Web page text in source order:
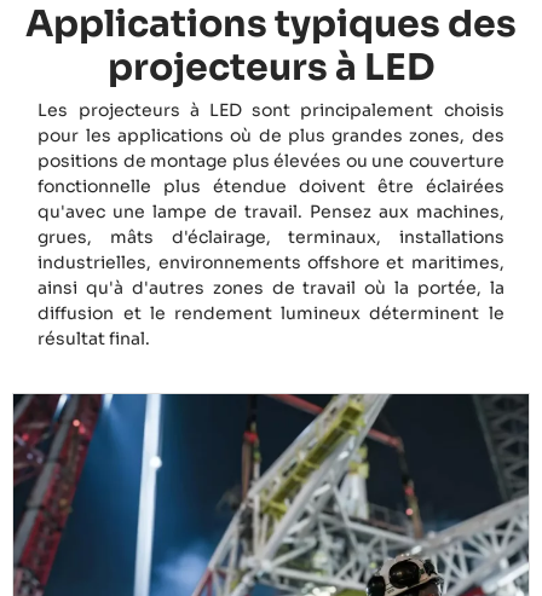
Applications typiques des
projecteurs à LED
Les projecteurs à LED sont principalement choisis
pour les applications où de plus grandes zones, des
positions de montage plus élevées ou une couverture
fonctionnelle plus étendue doivent être éclairées
qu'avec une lampe de travail. Pensez aux machines,
grues, mâts d'éclairage, terminaux, installations
industrielles, environnements offshore et maritimes,
ainsi qu'à d'autres zones de travail où la portée, la
diffusion et le rendement lumineux déterminent le
résultat final.